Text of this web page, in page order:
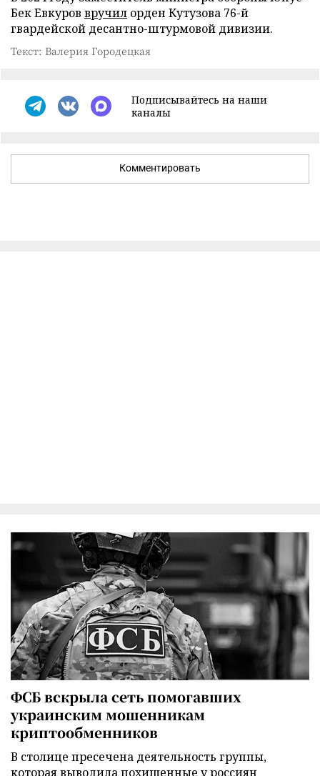
Бек Евкуров вручил орден Кутузова 76-й
гвардейской десантно-штурмовой дивизии.
Текст: Валерия Городецкая
Подписывайтесь на наши
каналы
Комментировать
ФСБ вскрыла сеть помогавших
украинским мошенникам
криптообменников
В столице пресечена деятельность группы,
которая выводила похищенные у россиян